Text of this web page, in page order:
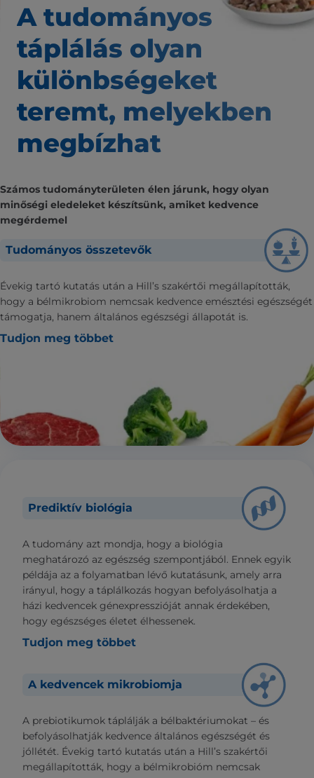
A tudományos
táplálás olyan
különbségeket
teremt, melyekben
megbízhat
Számos tudományterületen élen járunk, hogy olyan
minőségi eledeleket készítsünk, amiket kedvence
megérdemel
Tudományos összetevők
Évekig tartó kutatás után a Hill’s szakértői megállapították,
hogy a bélmikrobiom nemcsak kedvence emésztési egészségét
támogatja, hanem általános egészségi állapotát is.
Tudjon meg többet
Prediktív biológia
A tudomány azt mondja, hogy a biológia
meghatározó az egészség szempontjából. Ennek egyik
példája az a folyamatban lévő kutatásunk, amely arra
irányul, hogy a táplálkozás hogyan befolyásolhatja a
házi kedvencek génexpresszióját annak érdekében,
hogy egészséges életet élhessenek.
Tudjon meg többet
A kedvencek mikrobiomja
A prebiotikumok táplálják a bélbaktériumokat – és
befolyásolhatják kedvence általános egészségét és
jóllétét. Évekig tartó kutatás után a Hill’s szakértői
megállapították, hogy a bélmikrobióm nemcsak